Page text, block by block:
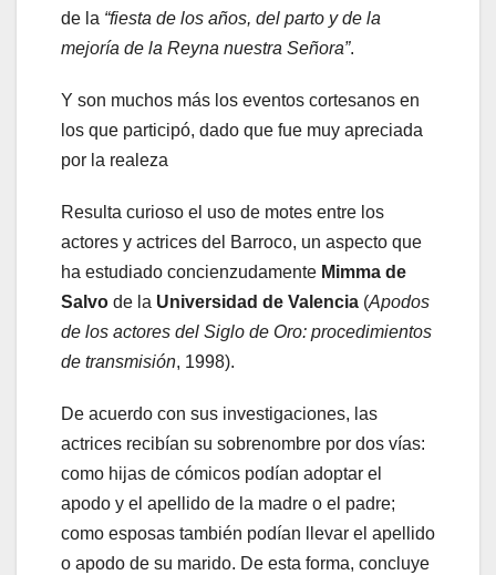
de la “fiesta de los años, del parto y de la
mejoría de la Reyna nuestra Señora”.
Y son muchos más los eventos cortesanos en
los que participó, dado que fue muy apreciada
por la realeza
Resulta curioso el uso de motes entre los
actores y actrices del Barroco, un aspecto que
ha estudiado concienzudamente Mimma de
Salvo de la Universidad de Valencia (Apodos
de los actores del Siglo de Oro: procedimientos
de transmisión, 1998).
De acuerdo con sus investigaciones, las
actrices recibían su sobrenombre por dos vías:
como hijas de cómicos podían adoptar el
apodo y el apellido de la madre o el padre;
como esposas también podían llevar el apellido
o apodo de su marido. De esta forma, concluye